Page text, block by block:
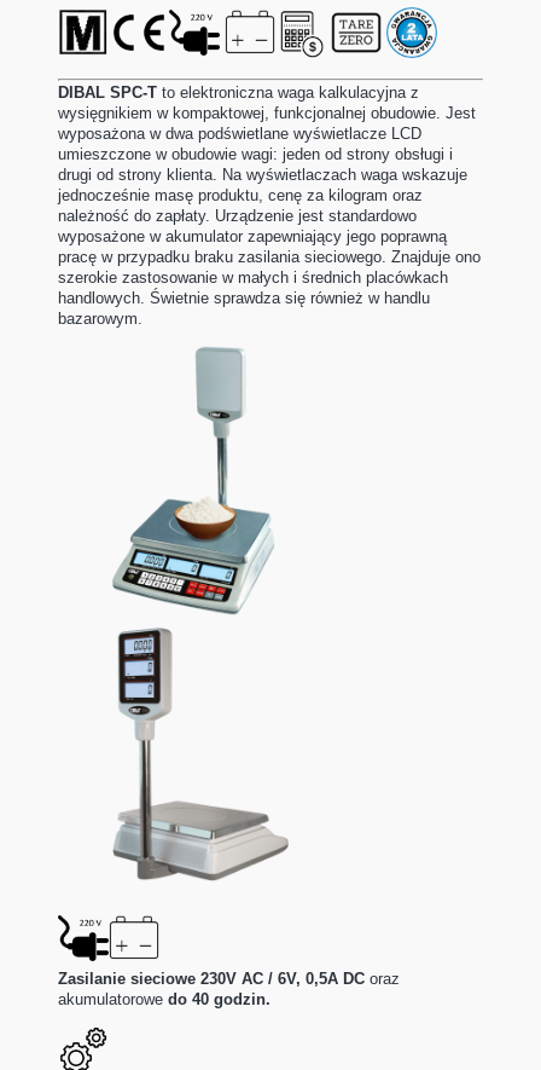
DIBAL SPC-T to elektroniczna waga kalkulacyjna z
wysięgnikiem w kompaktowej, funkcjonalnej obudowie. Jest
wyposażona w dwa podświetlane wyświetlacze LCD
umieszczone w obudowie wagi: jeden od strony obsługi i
drugi od strony klienta. Na wyświetlaczach waga wskazuje
jednocześnie masę produktu, cenę za kilogram oraz
należność do zapłaty. Urządzenie jest standardowo
wyposażone w akumulator zapewniający jego poprawną
pracę w przypadku braku zasilania sieciowego. Znajduje ono
szerokie zastosowanie w małych i średnich placówkach
handlowych. Świetnie sprawdza się również w handlu
bazarowym.
Zasilanie sieciowe 230V AC / 6V, 0,5A DC oraz
akumulatorowe do 40 godzin.